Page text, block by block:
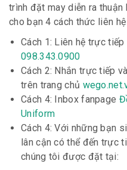
trình đặt may diễn ra
cho bạn 4 cách thức liên
Cách 1: Liên hệ trực
098.343.0900
Cách 2: Nhắn trực tiếp
trên trang chủ
Cách 4: Inbox fanpage
Uniform
Cách 4: Với những bạn
lân cận có thể đến trực
chúng tôi được đặt tại: